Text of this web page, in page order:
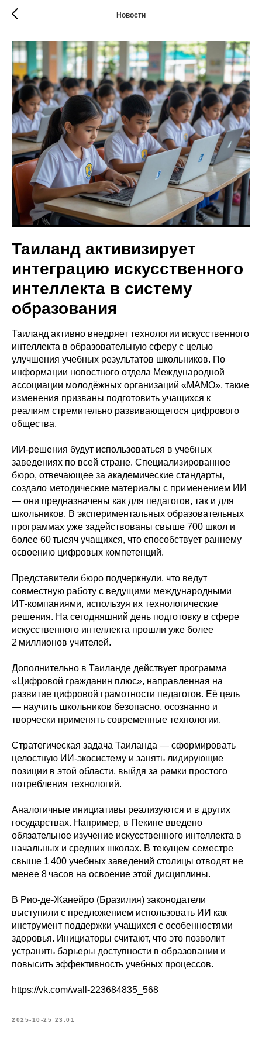
Новости
Таиланд активизирует
интеграцию искусственного
интеллекта в систему
образования
Таиланд активно внедряет технологии искусственного
интеллекта в образовательную сферу с целью
улучшения учебных результатов школьников. По
информации новостного отдела Международной
ассоциации молодёжных организаций «МАМО», такие
изменения призваны подготовить учащихся к
реалиям стремительно развивающегося цифрового
общества.
ИИ‑решения будут использоваться в учебных
заведениях по всей стране. Специализированное
бюро, отвечающее за академические стандарты,
создало методические материалы с применением ИИ
— они предназначены как для педагогов, так и для
школьников. В экспериментальных образовательных
программах уже задействованы свыше 700 школ и
более 60 тысяч учащихся, что способствует раннему
освоению цифровых компетенций.
Представители бюро подчеркнули, что ведут
совместную работу с ведущими международными
ИТ‑компаниями, используя их технологические
решения. На сегодняшний день подготовку в сфере
искусственного интеллекта прошли уже более
2 миллионов учителей.
Дополнительно в Таиланде действует программа
«Цифровой гражданин плюс», направленная на
развитие цифровой грамотности педагогов. Её цель
— научить школьников безопасно, осознанно и
творчески применять современные технологии.
Стратегическая задача Таиланда — сформировать
целостную ИИ‑экосистему и занять лидирующие
позиции в этой области, выйдя за рамки простого
потребления технологий.
Аналогичные инициативы реализуются и в других
государствах. Например, в Пекине введено
обязательное изучение искусственного интеллекта в
начальных и средних школах. В текущем семестре
свыше 1 400 учебных заведений столицы отводят не
менее 8 часов на освоение этой дисциплины.
В Рио‑де‑Жанейро (Бразилия) законодатели
выступили с предложением использовать ИИ как
инструмент поддержки учащихся с особенностями
здоровья. Инициаторы считают, что это позволит
устранить барьеры доступности в образовании и
повысить эффективность учебных процессов.
https://vk.com/wall-223684835_568
2025-10-25 23:01